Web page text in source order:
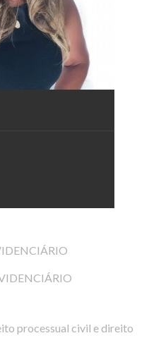
processual civil e direito